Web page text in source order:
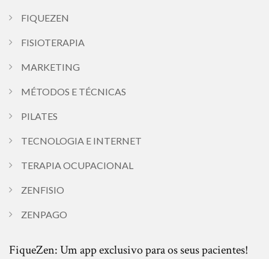
FIQUEZEN
FISIOTERAPIA
MARKETING
MÉTODOS E TÉCNICAS
PILATES
TECNOLOGIA E INTERNET
TERAPIA OCUPACIONAL
ZENFISIO
ZENPAGO
FiqueZen: Um app exclusivo para os seus pacientes!